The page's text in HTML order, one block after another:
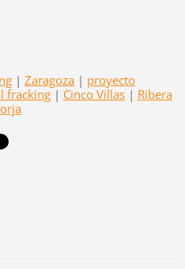
| Zaragoza | proyecto
fracking | Cinco Villas | Ribera